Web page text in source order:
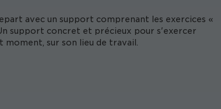
avec un support comprenant les exercices «
support concret et précieux pour s'exercer
sur son lieu de travail.